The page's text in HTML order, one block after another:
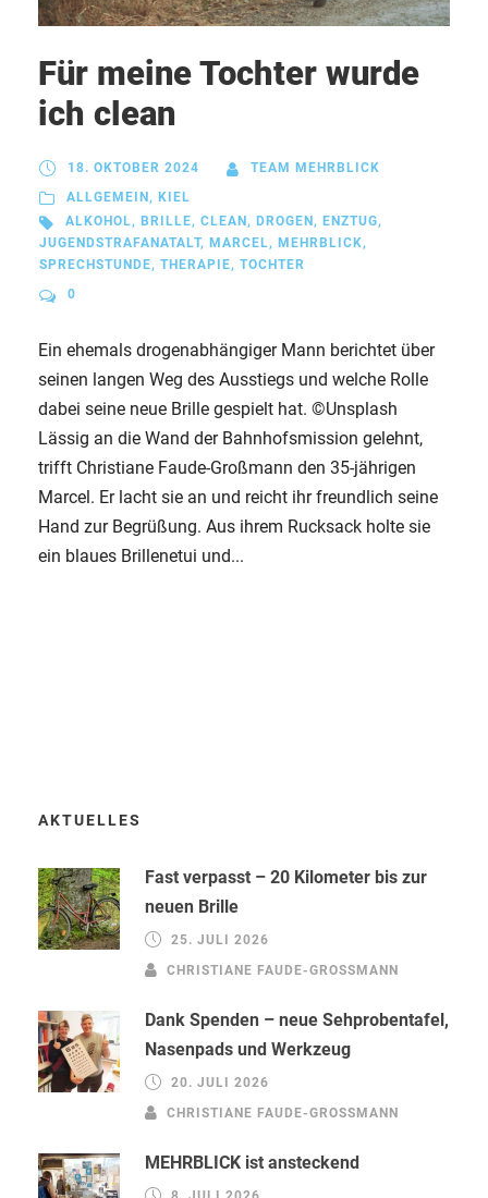
Für meine Tochter wurde
ich clean
18. OKTOBER 2024
TEAM MEHRBLICK
ALLGEMEIN , KIEL
ALKOHOL, BRILLE, CLEAN , DROGEN , ENZTUG,
JUGENDSTRAFANATALT, MARCEL, MEHRBLICK,
SPRECHSTUNDE, THERAPIE, TOCHTER
0
Ein ehemals drogenabhängiger Mann berichtet über
seinen langen Weg des Ausstiegs und welche Rolle
dabei seine neue Brille gespielt hat. ©Unsplash
Lässig an die Wand der Bahnhofsmission gelehnt,
trifft Christiane Faude-Großmann den 35-jährigen
Marcel. Er lacht sie an und reicht ihr freundlich seine
Hand zur Begrüßung. Aus ihrem Rucksack holte sie
ein blaues Brillenetui und...
AKTUELLES
Fast verpasst – 20 Kilometer bis zur
neuen Brille
25. JULI 2026
CHRISTIANE FAUDE-GROSSMANN
Dank Spenden – neue Sehprobentafel,
Nasenpads und Werkzeug
20. JULI 2026
CHRISTIANE FAUDE-GROSSMANN
MEHRBLICK ist ansteckend